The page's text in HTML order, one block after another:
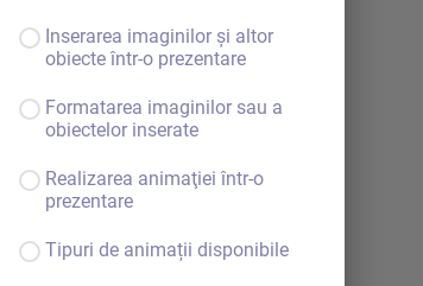
Inserarea imaginilor şi altor
obiecte într-o prezentare
Formatarea imaginilor sau a
obiectelor inserate
Realizarea animaţiei într-o
prezentare
Tipuri de animații disponibile